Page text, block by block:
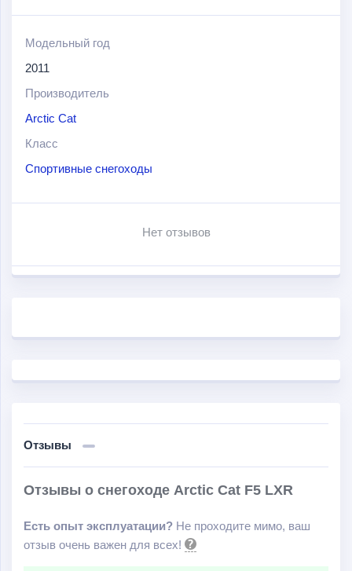
мотором, с рабочим объемом в 499 куб. см.
Снегоход, конечно же, не лишен комфорта,
Модельный год
2011
Производитель
Arctic Cat
Класс
Спортивные снегоходы
Нет отзывов
Отзывы
Отзывы о снегоходе Arctic Cat F5 LXR
Есть опыт эксплуатации? Не проходите мимо, ваш
отзыв очень важен для всех!